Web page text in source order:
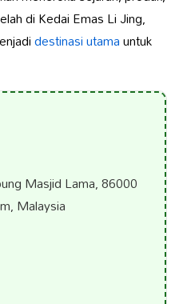
di Kedai Emas Li Jing,
destinasi utamauntuk
Masjid Lama, 86000
Malaysia